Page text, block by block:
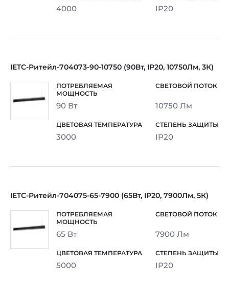
4000 IP20
IETC-Ритейл-704073-90-10750 (90Вт, IP20, 10750Лм, 3К)
90 Вт 10750 Лм
3000 IP20
IETC-Ритейл-704075-65-7900 (65Вт, IP20, 7900Лм, 5К)
65 Вт 7900 Лм
5000 IP20